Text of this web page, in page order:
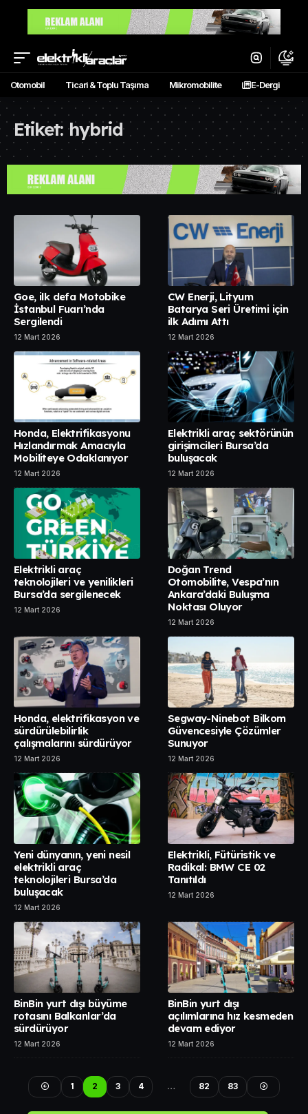
Otomobil Ticari & Toplu Taşıma Mikromobilite E-Dergi
Etiket:hybrid
Goe, ilk defa Motobike
İstanbul Fuarı’nda
Sergilendi
12 Mart 2026
CW Enerji, Lityum
Batarya Seri Üretimi için
ilk Adımı Attı
12 Mart 2026
Honda, Elektrifikasyonu
Hızlandırmak Amacıyla
Mobiliteye Odaklanıyor
12 Mart 2026
Elektrikli araç sektörünün
girişimcileri Bursa’da
buluşacak
12 Mart 2026
Elektrikli araç
teknolojileri ve yenilikleri
Bursa’da sergilenecek
12 Mart 2026
Doğan Trend
Otomobilite, Vespa’nın
Ankara’daki Buluşma
Noktası Oluyor
12 Mart 2026
Honda, elektrifikasyon ve
sürdürülebilirlik
çalışmalarını sürdürüyor
12 Mart 2026
Segway-Ninebot Bilkom
Güvencesiyle Çözümler
Sunuyor
12 Mart 2026
Yeni dünyanın, yeni nesil
elektrikli araç
teknolojileri Bursa’da
buluşacak
12 Mart 2026
Elektrikli, Fütüristik ve
Radikal: BMW CE 02
Tanıtıldı
12 Mart 2026
BinBin yurt dışı büyüme
rotasını Balkanlar’da
sürdürüyor
12 Mart 2026
BinBin yurt dışı
açılımlarına hız kesmeden
devam ediyor
12 Mart 2026
1 2 3 4 … 82 83